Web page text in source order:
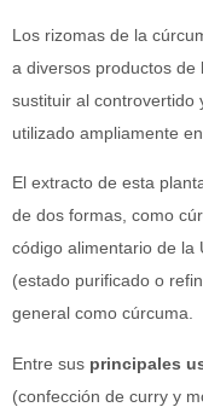
Los rizomas de la
a diversos productos de
sustituir al controvertido
utilizado ampliamente
El extracto de esta
de dos formas, como
código alimentario de la
(estado purificado o
general como cúrcuma.
Entre sus principales
(confección de curry y